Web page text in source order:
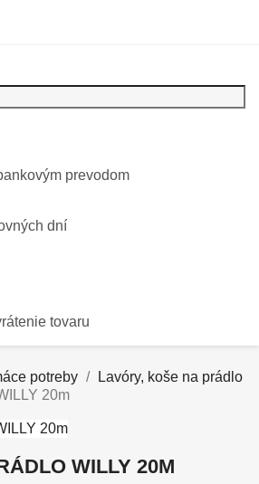
prevodom
dní
tovaru
potreby
Lavóry, koše na prádlo
20m
WILLY 20M